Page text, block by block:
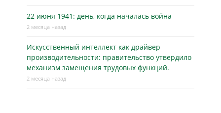
22 июня 1941: день, когда началась война
2 месяца назад
Искусственный интеллект как драйвер
производительности: правительство утвердило
механизм замещения трудовых функций.
2 месяца назад